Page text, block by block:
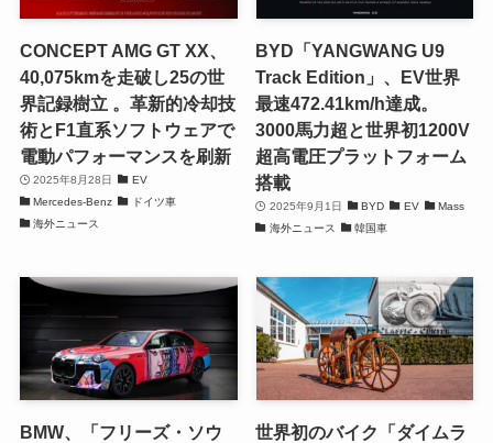
CONCEPT AMG GT XX、
40,075kmを走破し25の世
界記録樹立 。革新的冷却技
術とF1直系ソフトウェアで
電動パフォーマンスを刷新
2025年8月28日
EV
Mercedes-Benz
ドイツ車
海外ニュース
BYD「YANGWANG U9
Track Edition」、EV世界
最速472.41km/h達成。
3000馬力超と世界初1200V
超高電圧プラットフォーム
搭載
2025年9月1日 BYD EV
Mass
海外ニュース
韓国車
BMW、「フリーズ・ソウ
世界初のバイク「ダイムラ